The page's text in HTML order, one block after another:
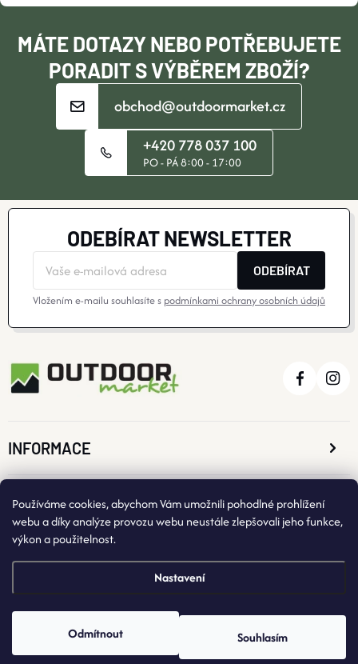
Používáme cookies, abychom Vám umožnili pohodlné prohlížení
webu a díky analýze provozu webu neustále zlepšovali jeho funkce,
výkon a použitelnost.
Nastavení
Odmítnout Souhlasím
MÁTE DOTAZY NEBO POTŘEBUJETE
PORADIT S VÝBĚREM ZBOŽÍ?
obchod@outdoormarket.cz
+420 778 037 100
PO - PÁ 8:00 - 17:00
ODEBÍRAT NEWSLETTER
ODEBÍRAT
Vložením e-mailu souhlasíte s podmínkami ochrany osobních údajů
INFORMACE
O NÁKUPU
Copyright 2026OutdoorMarket . Všechna práva vyhrazena.